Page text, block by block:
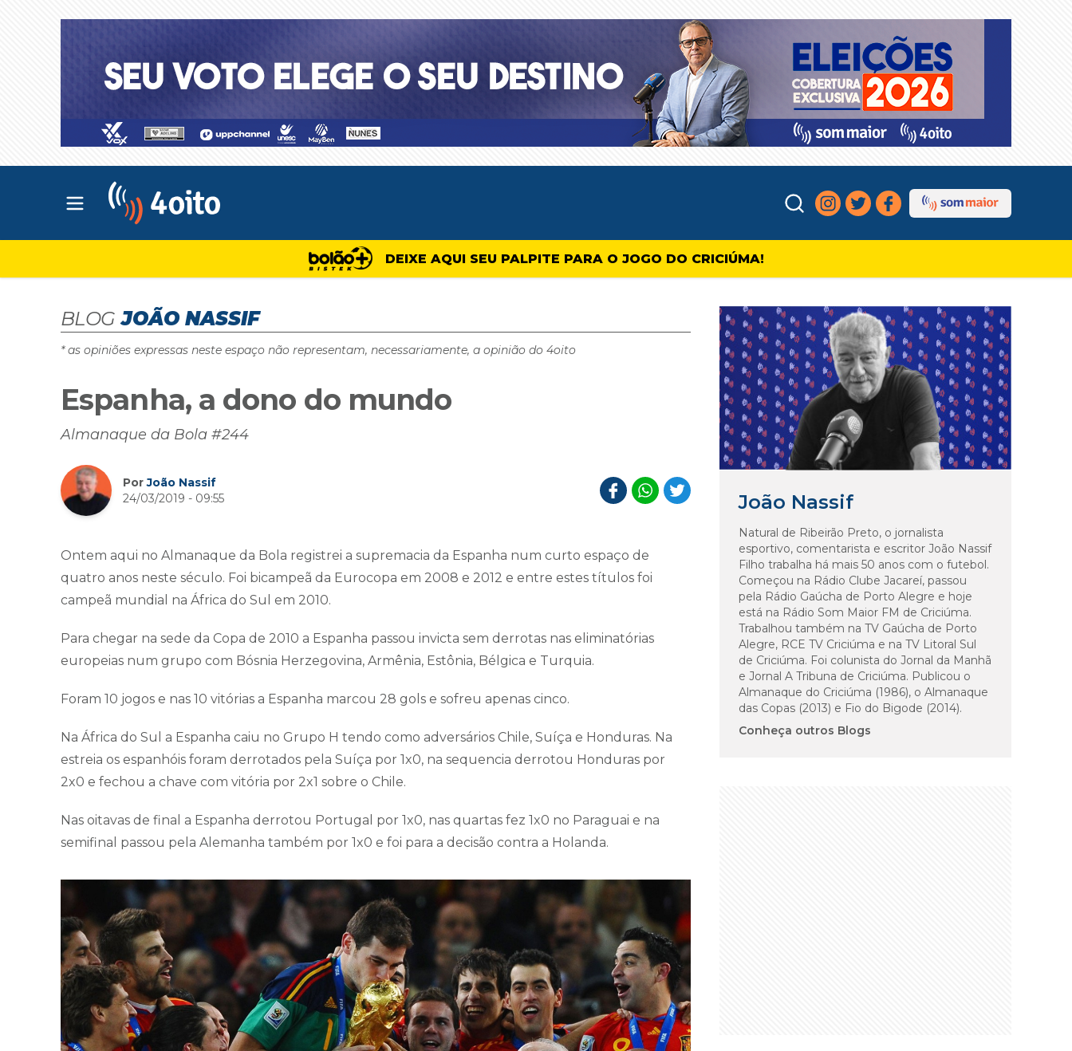
Abrir menu principal
DEIXE AQUI SEU PALPITE PARA O JOGO DO CRICIÚMA!
BLOG JOÃO NASSIF
* as opiniões expressas neste espaço não representam, necessariamente, a opinião do 4oito
Espanha, a dono do mundo
Almanaque da Bola #244
PorJoão Nassif
24/03/2019 - 09:55
Ontem aqui no Almanaque da Bola registrei a supremacia da Espanha num curto espaço de
quatro anos neste século. Foi bicampeã da Eurocopa em 2008 e 2012 e entre estes títulos foi
campeã mundial na África do Sul em 2010.
Para chegar na sede da Copa de 2010 a Espanha passou invicta sem derrotas nas eliminatórias
europeias num grupo com Bósnia Herzegovina, Armênia, Estônia, Bélgica e Turquia.
Foram 10 jogos e nas 10 vitórias a Espanha marcou 28 gols e sofreu apenas cinco.
Na África do Sul a Espanha caiu no Grupo H tendo como adversários Chile, Suíça e Honduras. Na
estreia os espanhóis foram derrotados pela Suíça por 1x0, na sequencia derrotou Honduras por
2x0 e fechou a chave com vitória por 2x1 sobre o Chile.
Nas oitavas de final a Espanha derrotou Portugal por 1x0, nas quartas fez 1x0 no Paraguai e na
semifinal passou pela Alemanha também por 1x0 e foi para a decisão contra a Holanda.
João Nassif
Natural de Ribeirão Preto, o jornalista
esportivo, comentarista e escritor João Nassif
Filho trabalha há mais 50 anos com o futebol.
Começou na Rádio Clube Jacareí, passou
pela Rádio Gaúcha de Porto Alegre e hoje
está na Rádio Som Maior FM de Criciúma.
Trabalhou também na TV Gaúcha de Porto
Alegre, RCE TV Criciúma e na TV Litoral Sul
de Criciúma. Foi colunista do Jornal da Manhã
e Jornal A Tribuna de Criciúma. Publicou o
Almanaque do Criciúma (1986), o Almanaque
das Copas (2013) e Fio do Bigode (2014).
Conheça outros Blogs